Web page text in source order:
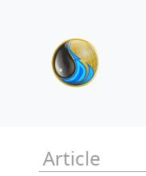
Article